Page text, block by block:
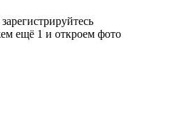
ещё 1 и откроем фото